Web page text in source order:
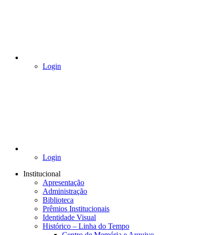
Login
Login
Institucional
Apresentação
Administração
Biblioteca
Prêmios Institucionais
Identidade Visual
Histórico – Linha do Tempo